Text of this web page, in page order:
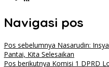
Navigasi pos
Pos sebelumnya Nasarudin:
Pantai, Kita Selesaikan
Pos berikutnya Komisi 1 DPRD